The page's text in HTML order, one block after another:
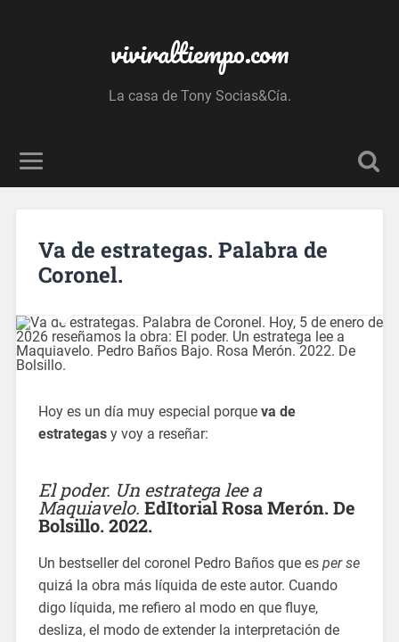
viviraltiempo.com
La casa de Tony Socias&Cía.
Va de estrategas. Palabra de
Coronel.
Hoy es un día muy especial porque va de
estrategasy voy a reseñar:
El poder. Un estratega lee a
Maquiavelo. EdItorial Rosa Merón. De
Bolsillo. 2022.
Un bestseller del coronel Pedro Baños que es per se
quizá la obra más líquida de este autor. Cuando
digo líquida, me refiero al modo en que fluye,
desliza, el modo de extender la interpretación de